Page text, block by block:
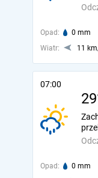
Opad: 0 mm
Wiatr:
11
07:00
Opad: 0 mm